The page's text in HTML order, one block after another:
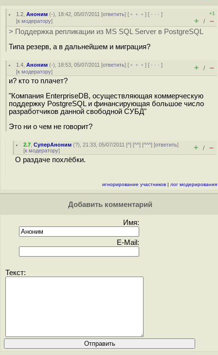
1.2 ,Аноним (-), 18:42, 05/07/2011 [ответить] [ ﹢﹢﹢] [ · · ·]
[к модератору]
+1
+ / –
> Поддержка репликации из MS SQL Server в PostgreSQL
Типа резерв, а в дальнейшем и миграция?
1.4 ,Аноним (-), 18:53, 05/07/2011 [ответить] [ ﹢﹢﹢] [ · · ·]
[к модератору] + / –
и? кто то плачет?
"Компания EnterpriseDB, осуществляющая коммерческую
поддержку PostgreSQL и финансирующая большое число
разработчиков данной свободной СУБД"
Это ни о чем не говорит?
2.7 ,СуперАноним (?), 21:33, 05/07/2011 [^] [^^] [^^^] [ответить]
[к модератору] + / –
О раздаче похлёбки.
игнорирование участников | лог модерирования
Добавить комментарий
Имя:
E-Mail:
Текст: